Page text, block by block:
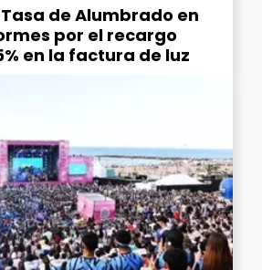
de Alumbrado en
por el recargo
en la factura de luz